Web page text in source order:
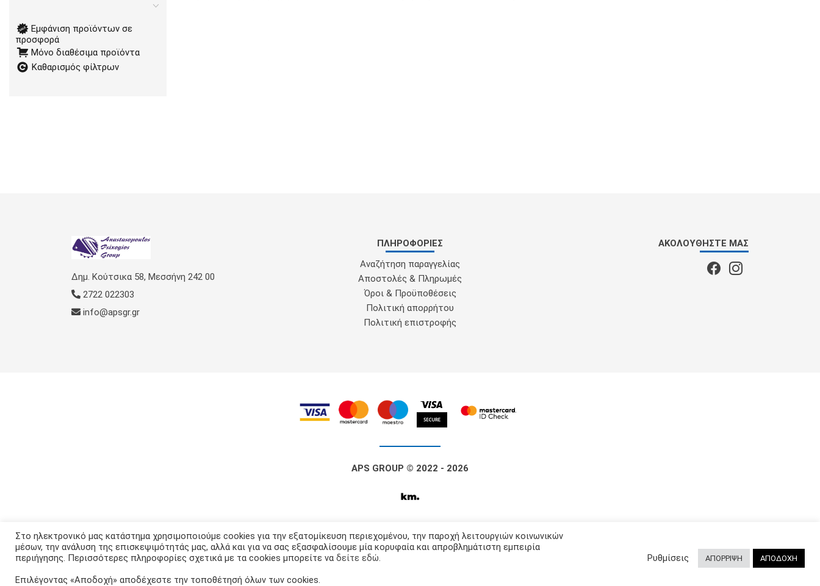
Εμφάνιση προϊόντων σε
προσφορά
Μόνο διαθέσιμα προϊόντα
Καθαρισμός φίλτρων
Δημ. Κούτσικα 58, Μεσσήνη 242 00
2722 022303
info@apsgr.gr
ΠΛΗΡΟΦΟΡΊΕΣ
Αναζήτηση παραγγελίας
Αποστολές & Πληρωμές
Όροι & Προϋποθέσεις
Πολιτική απορρήτου
Πολιτική επιστροφής
ΑΚΟΛΟΥΘΉΣΤΕ ΜΑΣ
APS GROUP © 2022 - 2026
Στο ηλεκτρονικό μας κατάστημα χρησιμοποιούμε cookies για την εξατομίκευση περιεχομένου, την παροχή λειτουργιών κοινωνικών
μέσων, την ανάλυση της επισκεψιμότητάς μας, αλλά και για να σας εξασφαλίσουμε μία κορυφαία και απροβλημάτιστη εμπειρία
περιήγησης. Περισσότερες πληροφορίες σχετικά με τα cookies μπορείτε να δείτε εδώ.
Επιλέγοντας «Αποδοχή» αποδέχεστε την τοποθέτησή όλων των cookies.
Ρυθμίσεις ΑΠΟΡΡΙΨΗ ΑΠΟΔΟΧΗ